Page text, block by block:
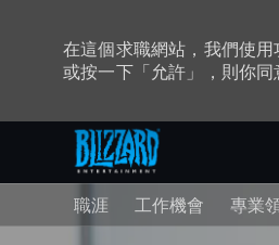
在這個求職網站，我們使
或按一下「允許」，則你
跳至主要內容
職涯 工作機會 專業